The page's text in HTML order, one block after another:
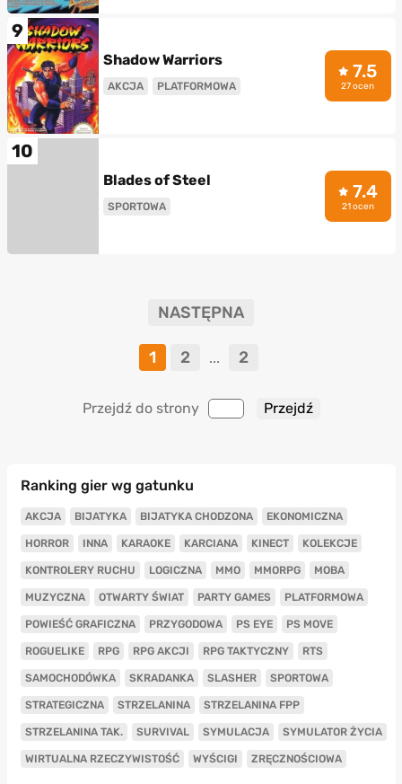
9
Shadow Warriors
AKCJA PLATFORMOWA
7.5
27 ocen
10
Blades of Steel
SPORTOWA
7.4
21 ocen
NASTĘPNA
1 2 ... 2
Przejdź do strony
Ranking gier wg gatunku
AKCJA BIJATYKA BIJATYKA CHODZONA EKONOMICZNA
HORROR INNA KARAOKE KARCIANA KINECT KOLEKCJE
KONTROLERY RUCHU LOGICZNA MMO MMORPG MOBA
MUZYCZNA OTWARTY ŚWIAT PARTY GAMES PLATFORMOWA
POWIEŚĆ GRAFICZNA PRZYGODOWA PS EYE PS MOVE
ROGUELIKE RPG RPG AKCJI RPG TAKTYCZNY RTS
SAMOCHODÓWKA SKRADANKA SLASHER SPORTOWA
STRATEGICZNA STRZELANINA STRZELANINA FPP
STRZELANINA TAK. SURVIVAL SYMULACJA SYMULATOR ŻYCIA
WIRTUALNA RZECZYWISTOŚĆ WYŚCIGI ZRĘCZNOŚCIOWA